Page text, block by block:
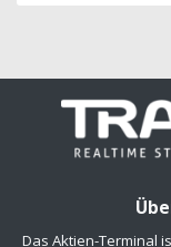
Das Aktien-Terminal